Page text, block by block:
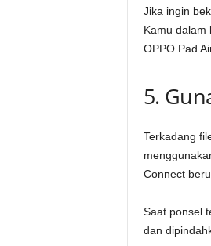
Jika ingin
Kamu dalam
OPPO Pad
5.
Terkadang
Connect
Saat ponsel
dan